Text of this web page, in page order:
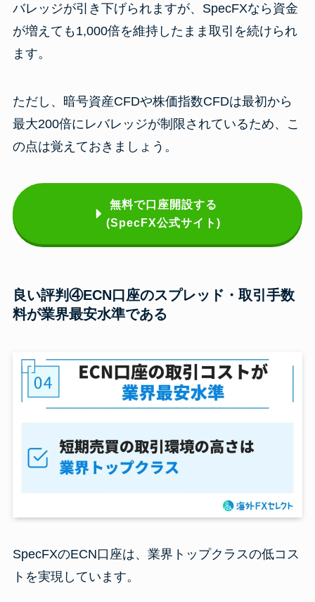
バレッジが引き下げられますが、SpecFXなら資金
が増えても1,000倍を維持したまま取引を続けられ
ます。
ただし、暗号資産CFDや株価指数CFDは最初から
最大200倍にレバレッジが制限されているため、こ
の点は覚えておきましょう。
無料で口座開設する
(SpecFX公式サイト)
良い評判④ECN口座のスプレッド・取引手数
料が業界最安水準である
SpecFXのECN口座は、業界トップクラスの低コス
トを実現しています。